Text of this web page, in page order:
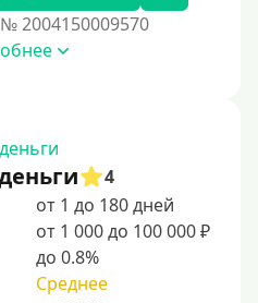
2004150009570
4
от 1 до 180 дней
от 1 000 до 100 000 ₽
до 0.8%
Среднее